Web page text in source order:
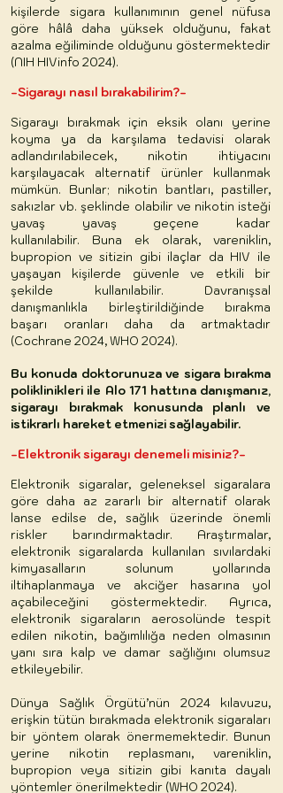
kişilerde sigara kullanımının genel nüfusa
göre hâlâ daha yüksek olduğunu, fakat
azalma eğiliminde olduğunu göstermektedir
(NIH HIVinfo 2024).
-Sigarayı nasıl bırakabilirim?-
Sigarayı bırakmak için eksik olanı yerine
koyma ya da karşılama tedavisi olarak
adlandırılabilecek, nikotin ihtiyacını
karşılayacak alternatif ürünler kullanmak
mümkün. Bunlar; nikotin bantları, pastiller,
sakızlar vb. şeklinde olabilir ve nikotin isteği
yavaş yavaş geçene kadar
kullanılabilir. Buna ek olarak, vareniklin,
bupropion ve sitizin gibi ilaçlar da HIV ile
yaşayan kişilerde güvenle ve etkili bir
şekilde kullanılabilir. Davranışsal
danışmanlıkla birleştirildiğinde bırakma
başarı oranları daha da artmaktadır
(Cochrane 2024, WHO 2024).
Bu konuda doktorunuza ve sigara bırakma
poliklinikleri ile Alo 171 hattına danışmanız,
sigarayı bırakmak konusunda planlı ve
istikrarlı hareket etmenizi sağlayabilir.
-Elektronik sigarayı denemeli misiniz?-
Elektronik sigaralar, geleneksel sigaralara
göre daha az zararlı bir alternatif olarak
lanse edilse de, sağlık üzerinde önemli
riskler barındırmaktadır. Araştırmalar,
elektronik sigaralarda kullanılan sıvılardaki
kimyasalların solunum yollarında
iltihaplanmaya ve akciğer hasarına yol
açabileceğini göstermektedir. Ayrıca,
elektronik sigaraların aerosolünde tespit
edilen nikotin, bağımlılığa neden olmasının
yanı sıra kalp ve damar sağlığını olumsuz
etkileyebilir.
Dünya Sağlık Örgütü’nün 2024 kılavuzu,
erişkin tütün bırakmada elektronik sigaraları
bir yöntem olarak önermemektedir. Bunun
yerine nikotin replasmanı, vareniklin,
bupropion veya sitizin gibi kanıta dayalı
yöntemler önerilmektedir (WHO 2024).